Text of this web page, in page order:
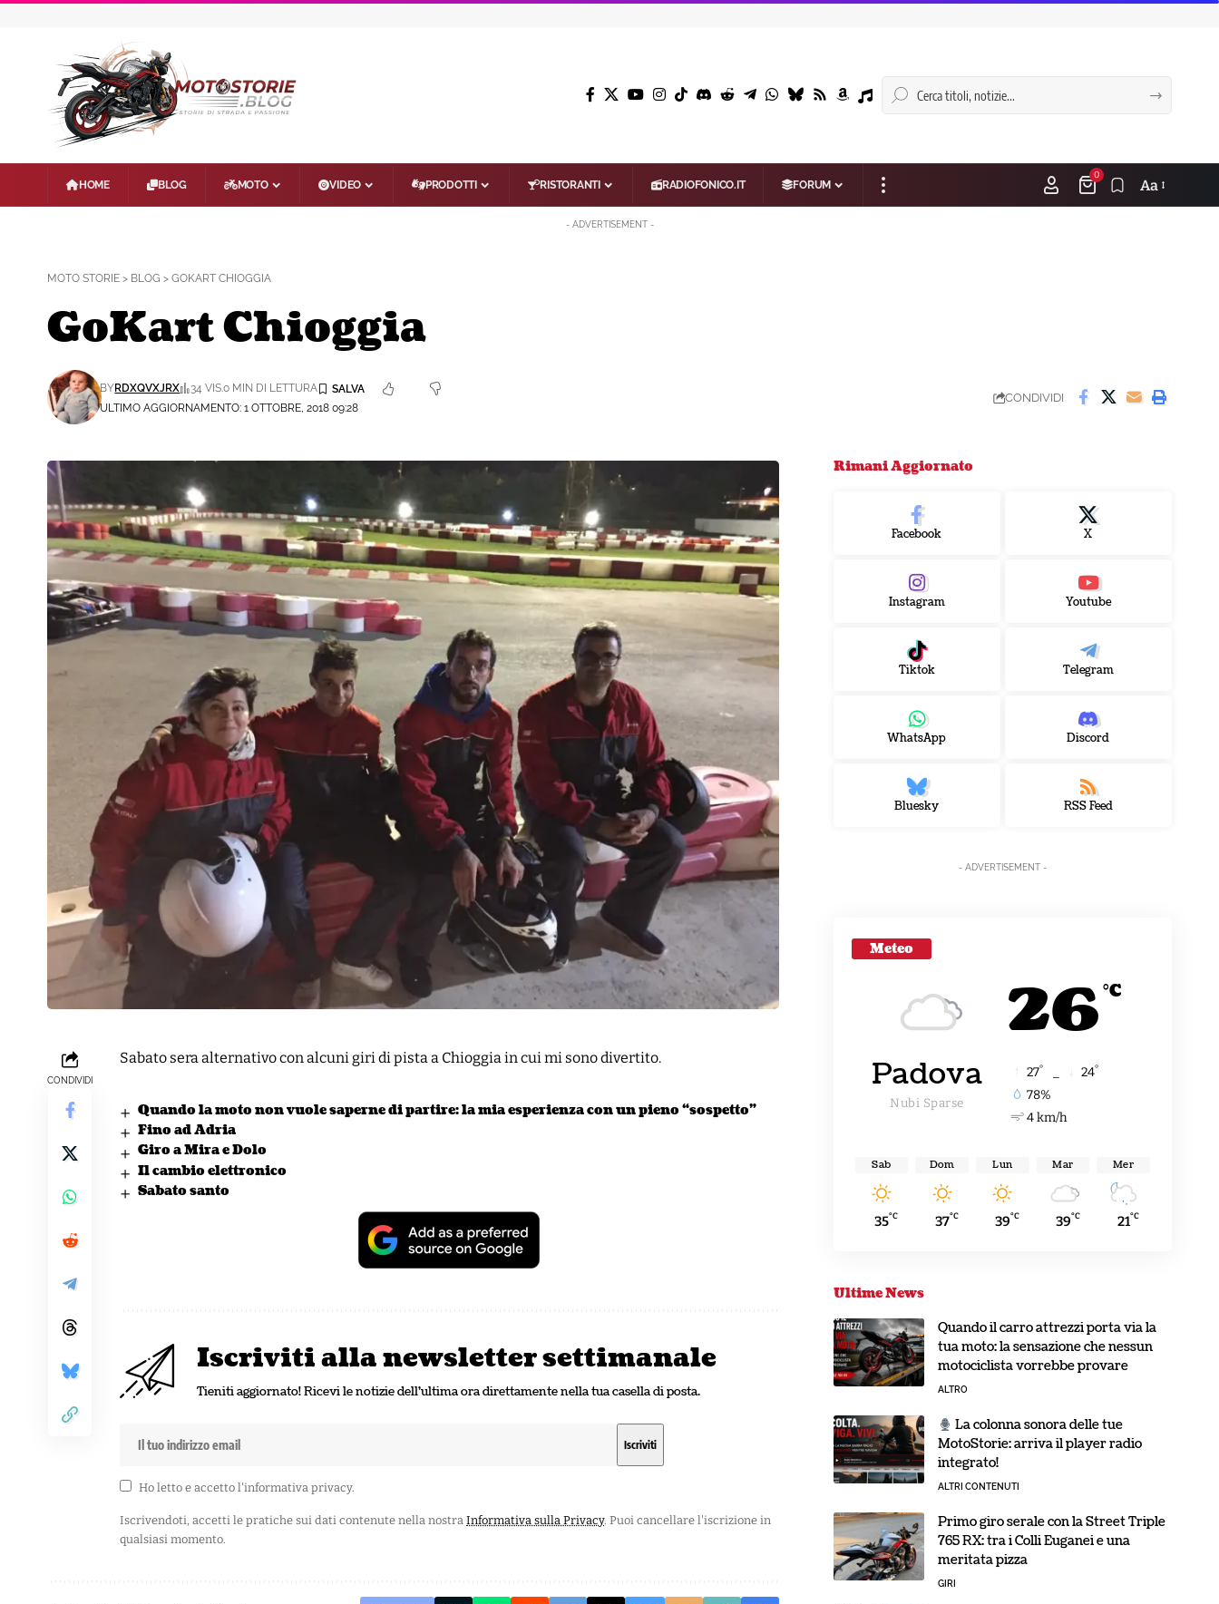
HOME BLOG MOTO VIDEO PRODOTTI RISTORANTI RADIOFONICO.IT FORUM
0
Aa
- ADVERTISEMENT -
MOTO STORIE > BLOG > GOKART CHIOGGIA
GoKart Chioggia
ULTIMO AGGIORNAMENTO: 1 OTTOBRE, 2018 09:28
BYRDXQVXJRX 34 VIS.0 MIN DI LETTURA
CONDIVIDI
CONDIVIDI
Sabato sera alternativo con alcuni giri di pista a Chioggia in cui mi sono divertito.
Quando la moto non vuole saperne di partire: la mia esperienza con un pieno “sospetto”
Fino ad Adria
Giro a Mira e Dolo
Il cambio elettronico
Sabato santo
Iscriviti alla newsletter settimanale
Tieniti aggiornato! Ricevi le notizie dell'ultima ora direttamente nella tua casella di posta.
Ho letto e accetto l'informativa privacy.
Iscrivendoti, accetti le pratiche sui dati contenute nella nostra Informativa sulla Privacy. Puoi cancellare l'iscrizione in
qualsiasi momento.
Rimani Aggiornato
Facebook X
Instagram Youtube
Tiktok Telegram
WhatsApp Discord
Bluesky RSS Feed
- ADVERTISEMENT -
Meteo
26 °C
Padova
Nubi Sparse
27° 24°
78%
4 km/h
Sab
35°C
Dom
37°C
Lun
39°C
Mar
39°C
Mer
21°C
Ultime News
Quando il carro attrezzi porta via la
tua moto: la sensazione che nessun
motociclista vorrebbe provare
ALTRO
La colonna sonora delle tue
MotoStorie: arriva il player radio
integrato!
ALTRI CONTENUTI
Primo giro serale con la Street Triple
765 RX: tra i Colli Euganei e una
meritata pizza
GIRI